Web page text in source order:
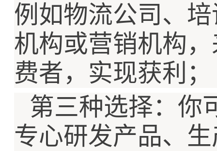
例如物流公司、
机构或营销机构
费者，实现获利；
第三种选择：你
专心研发产品、